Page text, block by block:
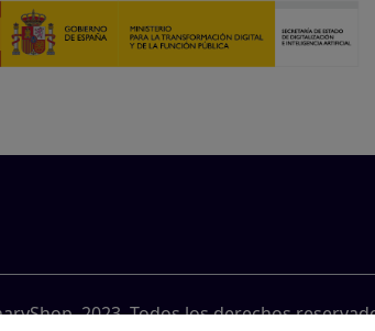
2023. Todos los derechos